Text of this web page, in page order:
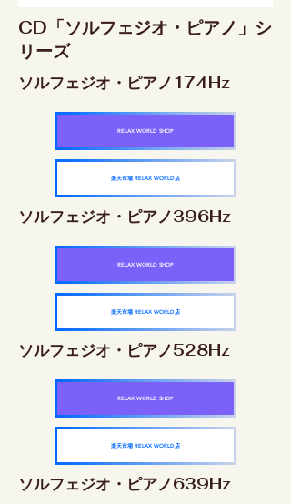
CD「ソルフェジオ・ピアノ」シ
リーズ
ソルフェジオ・ピアノ174Hz
RELAX WORLD SHOP
楽天市場 RELAX WORLD店
ソルフェジオ・ピアノ396Hz
RELAX WORLD SHOP
楽天市場 RELAX WORLD店
ソルフェジオ・ピアノ528Hz
RELAX WORLD SHOP
楽天市場 RELAX WORLD店
ソルフェジオ・ピアノ639Hz